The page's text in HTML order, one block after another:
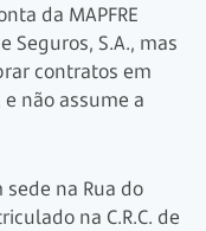
da MAPFRE
Seguros, S.A., mas
contratos em
não assume a
sede na Rua do
na C.R.C. de